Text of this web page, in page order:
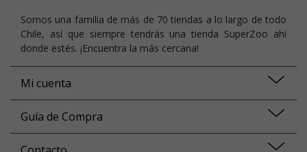
Somos una familia de más de 70 tiendas a lo largo de todo
Chile, así que siempre tendrás una tienda SuperZoo ahí
donde estés. ¡Encuentra la más cercana!
Mi cuenta
Guía de Compra